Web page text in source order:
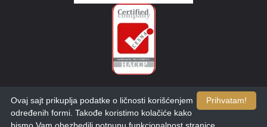
Prihvatam!
Ovaj sajt prikuplja podatke o ličnosti korišćenjem
određenih formi. Takođe koristimo kolačiće kako